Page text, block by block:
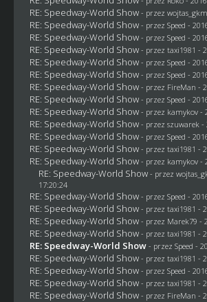
RE: Speedway-World Show - przez wojtas_gkm
RE: Speedway-World Show - przez Speed -
RE: Speedway-World Show - przez Speed -
RE: Speedway-World Show - przez taxi1981 -
RE: Speedway-World Show - przez Speed -
RE: Speedway-World Show - przez Speed -
RE: Speedway-World Show - przez FireMan -
RE: Speedway-World Show - przez Speed -
RE: Speedway-World Show - przez kamykov-
RE: Speedway-World Show - przez szuwarek -
RE: Speedway-World Show - przez Speed -
RE: Speedway-World Show - przez taxi1981 -
RE: Speedway-World Show - przez kamykov-
RE: Speedway-World Show - przez
17:20:24
RE: Speedway-World Show - przez Speed -
RE: Speedway-World Show - przez taxi1981 -
RE: Speedway-World Show - przez Marek79 -
RE: Speedway-World Show - przez taxi1981 -
RE: Speedway-World Show - przez Speed -
RE: Speedway-World Show - przez taxi1981 -
RE: Speedway-World Show - przez Speed -
RE: Speedway-World Show - przez taxi1981 -
RE: Speedway-World Show - przez FireMan -